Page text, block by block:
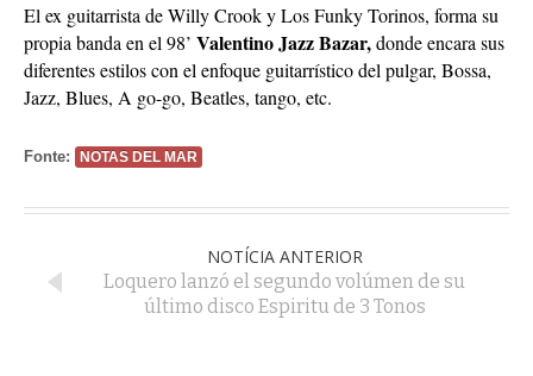
El ex guitarrista de Willy Crook y Los Funky Torinos, forma su
propia banda en el 98’ Valentino Jazz Bazar,donde encara sus
diferentes estilos con el enfoque guitarrístico del pulgar, Bossa,
Jazz, Blues, A go-go, Beatles, tango, etc.
Fonte: NOTAS DEL MAR
NOTÍCIA ANTERIOR
Loquero lanzó el segundo volúmen de su
último disco Espiritu de 3 Tonos